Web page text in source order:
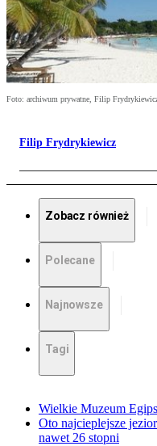
Foto: archiwum prywatne, Filip
Filip Frydrykiewicz
Zobacz również
Polecane
Najnowsze
Tagi
Wielkie Muzeum
Oto najcieplejsze
nawet 26 stopni